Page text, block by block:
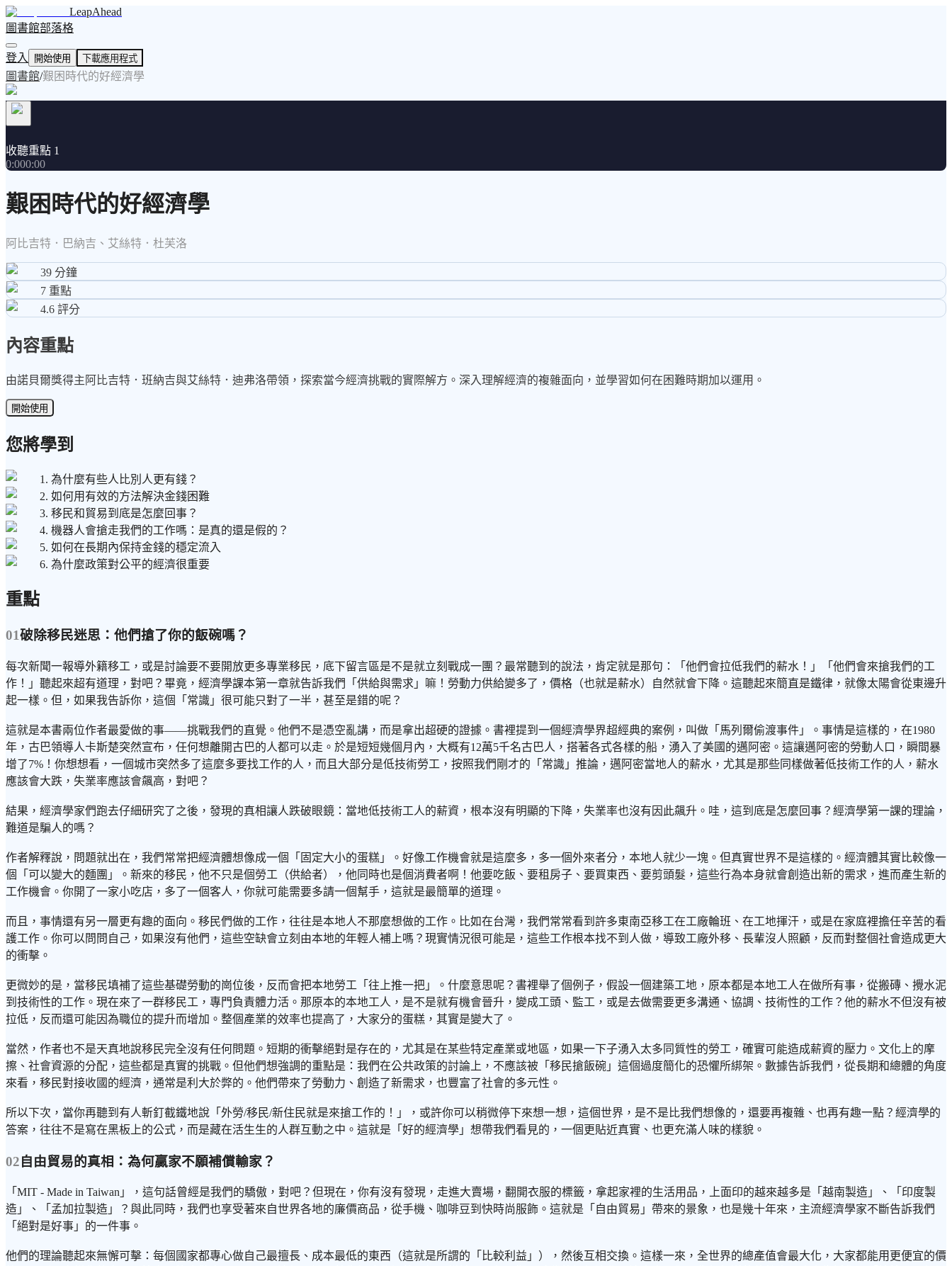
LeapAhead
圖書館部落格
登入 開始使用 下載應用程式
圖書館/艱困時代的好經濟學
收聽重點 1
0:000:00
艱困時代的好經濟學
阿比吉特．巴納吉、艾絲特．杜芙洛
39 分鐘
7 重點
4.6 評分
內容重點
由諾貝爾獎得主阿比吉特．班納吉與艾絲特．迪弗洛帶領，探索當今經濟挑戰的實際解方。深入理解經濟的複雜面向，並學習如何在困難時期加以運用。
開始使用
您將學到
1. 為什麼有些人比別人更有錢？
2. 如何用有效的方法解決金錢困難
3. 移民和貿易到底是怎麼回事？
4. 機器人會搶走我們的工作嗎：是真的還是假的？
5. 如何在長期內保持金錢的穩定流入
6. 為什麼政策對公平的經濟很重要
重點
01破除移民迷思：他們搶了你的飯碗嗎？
每次新聞一報導外籍移工，或是討論要不要開放更多專業移民，底下留言區是不是就立刻戰成一團？最常聽到的說法，肯定就是那句：「他們會拉低我們的薪水！」「他們會來搶我們的工
作！」聽起來超有道理，對吧？畢竟，經濟學課本第一章就告訴我們「供給與需求」嘛！勞動力供給變多了，價格（也就是薪水）自然就會下降。這聽起來簡直是鐵律，就像太陽會從東邊升
起一樣。但，如果我告訴你，這個「常識」很可能只對了一半，甚至是錯的呢？
這就是本書兩位作者最愛做的事——挑戰我們的直覺。他們不是憑空亂講，而是拿出超硬的證據。書裡提到一個經濟學界超經典的案例，叫做「馬列爾偷渡事件」。事情是這樣的，在1980
年，古巴領導人卡斯楚突然宣布，任何想離開古巴的人都可以走。於是短短幾個月內，大概有12萬5千名古巴人，搭著各式各樣的船，湧入了美國的邁阿密。這讓邁阿密的勞動人口，瞬間暴
增了7%！你想想看，一個城市突然多了這麼多要找工作的人，而且大部分是低技術勞工，按照我們剛才的「常識」推論，邁阿密當地人的薪水，尤其是那些同樣做著低技術工作的人，薪水
應該會大跌，失業率應該會飆高，對吧？
結果，經濟學家們跑去仔細研究了之後，發現的真相讓人跌破眼鏡：當地低技術工人的薪資，根本沒有明顯的下降，失業率也沒有因此飆升。哇，這到底是怎麼回事？經濟學第一課的理論，
難道是騙人的嗎？
作者解釋說，問題就出在，我們常常把經濟體想像成一個「固定大小的蛋糕」。好像工作機會就是這麼多，多一個外來者分，本地人就少一塊。但真實世界不是這樣的。經濟體其實比較像一
個「可以變大的麵團」。新來的移民，他不只是個勞工（供給者），他同時也是個消費者啊！他要吃飯、要租房子、要買東西、要剪頭髮，這些行為本身就會創造出新的需求，進而產生新的
工作機會。你開了一家小吃店，多了一個客人，你就可能需要多請一個幫手，這就是最簡單的道理。
而且，事情還有另一層更有趣的面向。移民們做的工作，往往是本地人不那麼想做的工作。比如在台灣，我們常常看到許多東南亞移工在工廠輪班、在工地揮汗，或是在家庭裡擔任辛苦的看
護工作。你可以問問自己，如果沒有他們，這些空缺會立刻由本地的年輕人補上嗎？現實情況很可能是，這些工作根本找不到人做，導致工廠外移、長輩沒人照顧，反而對整個社會造成更大
的衝擊。
更微妙的是，當移民填補了這些基礎勞動的崗位後，反而會把本地勞工「往上推一把」。什麼意思呢？書裡舉了個例子，假設一個建築工地，原本都是本地工人在做所有事，從搬磚、攪水泥
到技術性的工作。現在來了一群移民工，專門負責體力活。那原本的本地工人，是不是就有機會晉升，變成工頭、監工，或是去做需要更多溝通、協調、技術性的工作？他的薪水不但沒有被
拉低，反而還可能因為職位的提升而增加。整個產業的效率也提高了，大家分的蛋糕，其實是變大了。
當然，作者也不是天真地說移民完全沒有任何問題。短期的衝擊絕對是存在的，尤其是在某些特定產業或地區，如果一下子湧入太多同質性的勞工，確實可能造成薪資的壓力。文化上的摩
擦、社會資源的分配，這些都是真實的挑戰。但他們想強調的重點是：我們在公共政策的討論上，不應該被「移民搶飯碗」這個過度簡化的恐懼所綁架。數據告訴我們，從長期和總體的角度
來看，移民對接收國的經濟，通常是利大於弊的。他們帶來了勞動力、創造了新需求，也豐富了社會的多元性。
所以下次，當你再聽到有人斬釘截鐵地說「外勞/移民/新住民就是來搶工作的！」，或許你可以稍微停下來想一想，這個世界，是不是比我們想像的，還要再複雜、也再有趣一點？經濟學的
答案，往往不是寫在黑板上的公式，而是藏在活生生的人群互動之中。這就是「好的經濟學」想帶我們看見的，一個更貼近真實、也更充滿人味的樣貌。
02自由貿易的真相：為何贏家不願補償輸家？
「MIT - Made in Taiwan」，這句話曾經是我們的驕傲，對吧？但現在，你有沒有發現，走進大賣場，翻開衣服的標籤，拿起家裡的生活用品，上面印的越來越多是「越南製造」、「印度製
造」、「孟加拉製造」？與此同時，我們也享受著來自世界各地的廉價商品，從手機、咖啡豆到快時尚服飾。這就是「自由貿易」帶來的景象，也是幾十年來，主流經濟學家不斷告訴我們
「絕對是好事」的一件事。
他們的理論聽起來無懈可擊：每個國家都專心做自己最擅長、成本最低的東西（這就是所謂的「比較利益」），然後互相交換。這樣一來，全世界的總產值會最大化，大家都能用更便宜的價